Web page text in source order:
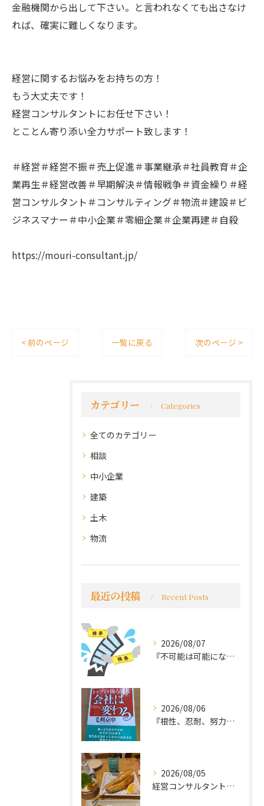
金融機関から出して下さい。と言われなくても出さなけ
れば、確実に難しくなります。
経営に関するお悩みをお持ちの方！
もう大丈夫です！
経営コンサルタントにお任せ下さい！
とことん寄り添い全力サポート致します！
＃経営＃経営不振＃売上促進＃事業継承＃社員教育＃企
業再生＃経営改善＃早期解決＃情報戦争＃資金繰り＃経
営コンサルタント＃コンサルティング＃物流＃建設＃ビ
ジネスマナー＃中小企業＃零細企業＃企業再建＃自殺
https://mouri-consultant.jp/
< 前のページ 一覧に戻る 次のページ >
カテゴリー Categories
全てのカテゴリー
相談
中小企業
建築
土木
物流
最近の投稿 Recent Posts
2026/08/07
『不可能は可能になる』
2026/08/06
『根性、忍耐、努力という言葉は死語なのか』
2026/08/05
経営コンサルタントのモーちゃん・毛利京申です。